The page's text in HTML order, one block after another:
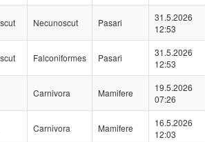
Necunoscut Pasari
31.5.2026
12:53
Falconiformes Pasari
31.5.2026
12:53
Carnivora Mamifere
19.5.2026
07:26
Carnivora Mamifere
16.5.2026
12:03